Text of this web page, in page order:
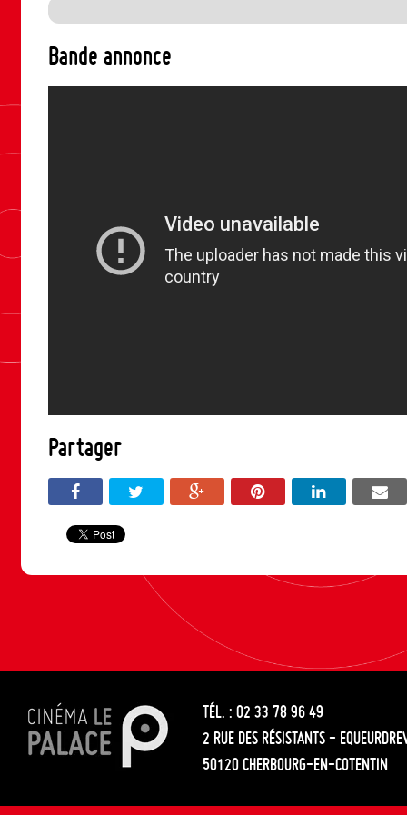
Bande annonce
Partager
TÉL. : 02 33 78 96 49
2 RUE DES RÉSISTANTS -
50120 CHERBOURG-EN-COTENTIN